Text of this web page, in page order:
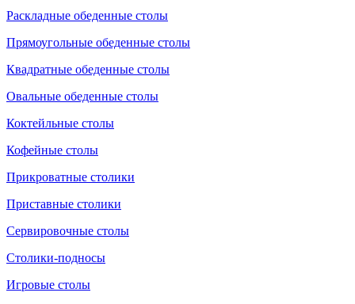
Раскладные обеденные столы
Прямоугольные обеденные столы
Квадратные обеденные столы
Овальные обеденные столы
Коктейльные столы
Кофейные столы
Прикроватные столики
Приставные столики
Сервировочные столы
Столики-подносы
Игровые столы